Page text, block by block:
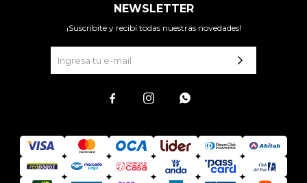
NEWSLETTER
¡Suscribite y recibí todas nuestras novedades!
  